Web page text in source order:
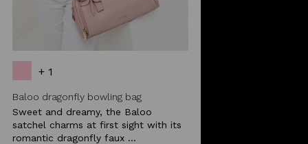
+ 1
Baloo dragonfly bowling bag
Sweet and dreamy, the Baloo
satchel charms at first sight with its
romantic dragonfly faux ...